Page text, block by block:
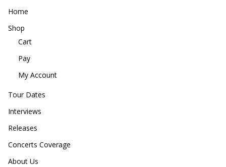
Home
Shop
Cart
Pay
My Account
Tour Dates
Interviews
Releases
Concerts Coverage
About Us